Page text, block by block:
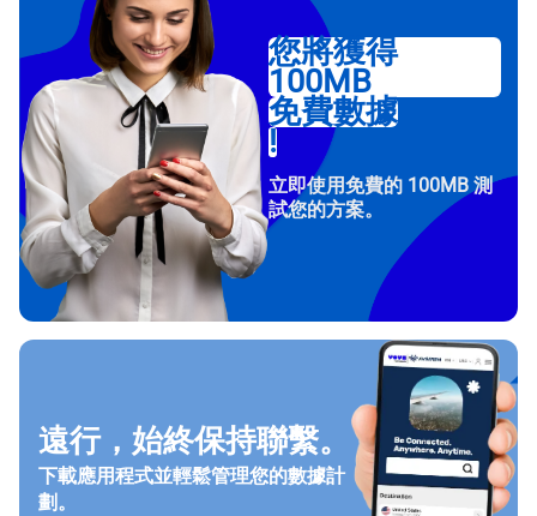
您將獲得
100MB
免費數據
!
立即使用免費的 100MB 測
試您的方案。
遠行，始終保持聯繫。
下載應用程式並輕鬆管理您的數據計
劃。